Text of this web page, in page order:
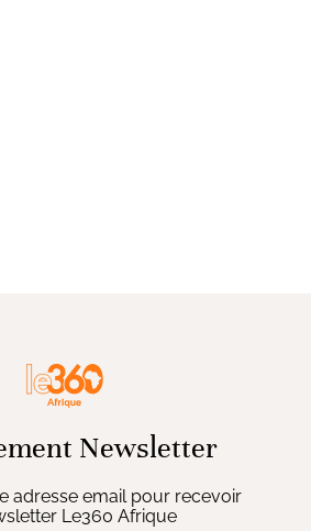
Newsletter
adresse email pour recevoir
Le360 Afrique